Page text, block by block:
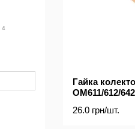
Гайка
OM611/612/
26.0 грн/шт.
4